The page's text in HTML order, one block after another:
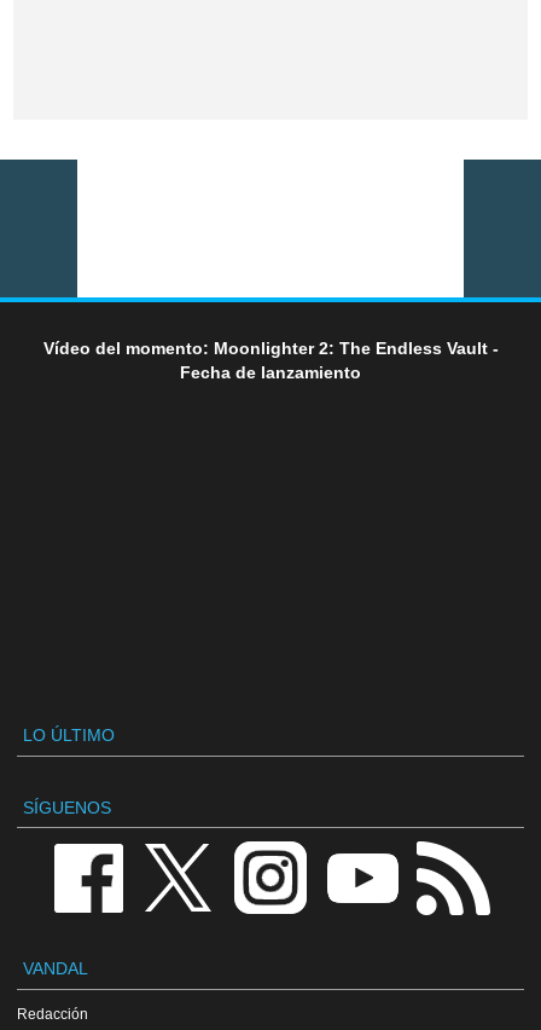
Vídeo del momento: Moonlighter 2: The Endless Vault -
Fecha de lanzamiento
LO ÚLTIMO
SÍGUENOS
VANDAL
Redacción